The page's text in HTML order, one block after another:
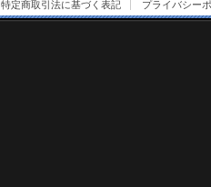
特定商取引法に基づく表記 プライバシー